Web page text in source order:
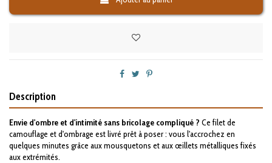
Description
Envie d'ombre et d'intimité sans bricolage compliqué ? Ce filet de
camouflage et d'ombrage est livré prêt à poser : vous l'accrochez en
quelques minutes grâce aux mousquetons et aux œillets métalliques fixés
aux extrémités.